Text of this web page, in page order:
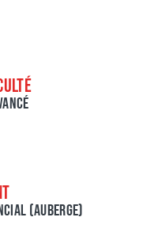
(AUBERGE)